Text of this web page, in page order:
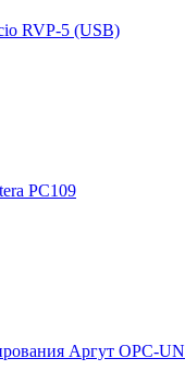
RVP-5 (USB)
PC109
Аргут OPC-UN